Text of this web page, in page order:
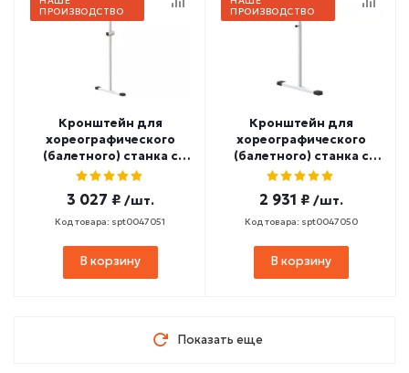
ПРОИЗВОДСТВО
Кронштейн для
хореографического
(балетного) станка с
резиновыми накладками
3 027 ₽ /шт.
Код товара: spt0047051
В корзину
ПРОИЗВОДСТВО
Кронштейн для
хореографического
(балетного) станка с
резиновыми накладками
2 931 ₽ /шт.
Код товара: spt0047050
В корзину
Показать еще